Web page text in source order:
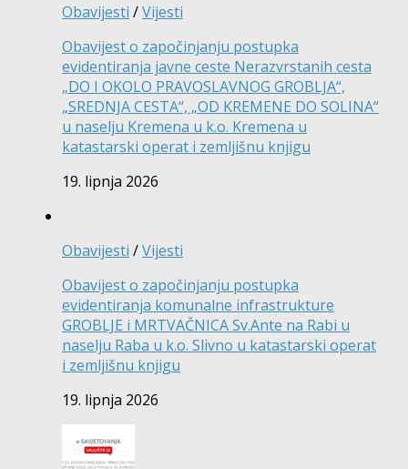
Obavijesti /Vijesti
Obavijest o započinjanju postupka
evidentiranja javne ceste Nerazvrstanih cesta
„DO I OKOLO PRAVOSLAVNOG GROBLJA“,
„SREDNJA CESTA“, „OD KREMENE DO SOLINA“
u naselju Kremena u k.o. Kremena u
katastarski operat i zemljišnu knjigu
19. lipnja 2026
Obavijesti /Vijesti
Obavijest o započinjanju postupka
evidentiranja komunalne infrastrukture
GROBLJE i MRTVAČNICA Sv.Ante na Rabi u
naselju Raba u k.o. Slivno u katastarski operat
i zemljišnu knjigu
19. lipnja 2026